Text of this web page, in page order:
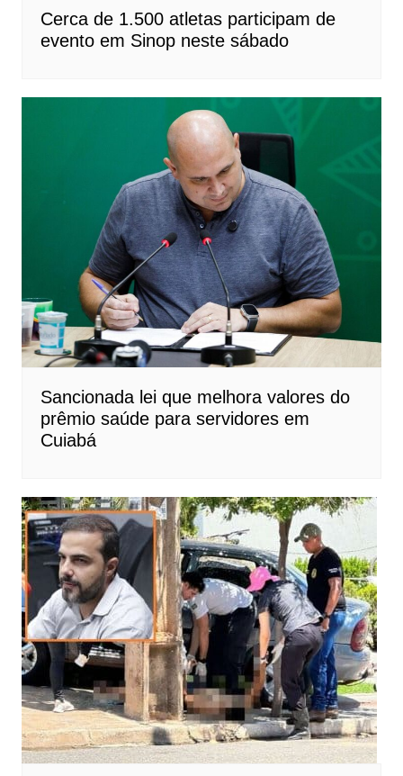
Cerca de 1.500 atletas participam de
evento em Sinop neste sábado
Sancionada lei que melhora valores do
prêmio saúde para servidores em
Cuiabá